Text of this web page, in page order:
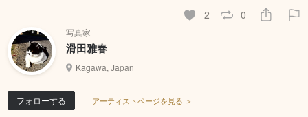
2 0
写真家
滑田雅春
Kagawa, Japan
フォローする アーティストページを見る ＞